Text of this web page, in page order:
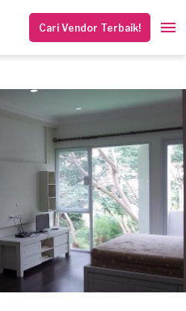
Cari Vendor Terbaik!